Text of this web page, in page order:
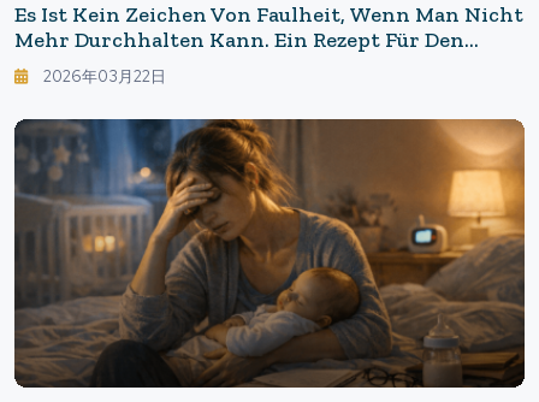
Es Ist Kein Zeichen Von Faulheit, Wenn Man Nicht
Mehr Durchhalten Kann. Ein Rezept Für Den
Verlust Des Interesses An Der Arbeit.
2026年03月22日